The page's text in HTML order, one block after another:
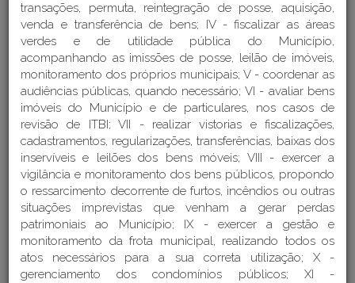
Acesso à legislação vigente
DETALHES DA ESTRUTURA
transações, permuta, reintegração de posse, aquisição,
venda e transferência de bens; IV - fiscalizar as áreas
verdes e de utilidade pública do Município,
acompanhando as imissões de posse, leilão de imóveis,
monitoramento dos próprios municipais; V - coordenar as
audiências públicas, quando necessário; VI - avaliar bens
imóveis do Município e de particulares, nos casos de
revisão de ITBI; VII - realizar vistorias e fiscalizações,
cadastramentos, regularizações, transferências, baixas dos
inservíveis e leilões dos bens móveis; VIII - exercer a
vigilância e monitoramento dos bens públicos, propondo
o ressarcimento decorrente de furtos, incêndios ou outras
situações imprevistas que venham a gerar perdas
patrimoniais ao Município; IX - exercer a gestão e
monitoramento da frota municipal, realizando todos os
atos necessários para a sua correta utilização; X -
gerenciamento dos condomínios públicos; XI -